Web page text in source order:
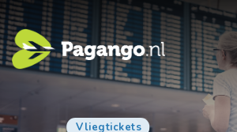
Vliegtickets